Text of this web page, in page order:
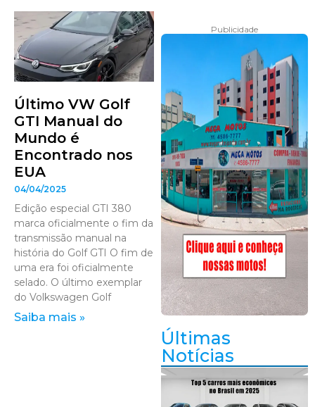
Último VW Golf
GTI Manual do
Mundo é
Encontrado nos
EUA
04/04/2025
Edição especial GTI 380
marca oficialmente o fim da
transmissão manual na
história do Golf GTI O fim de
uma era foi oficialmente
selado. O último exemplar
do Volkswagen Golf
Saiba mais »
Publicidade
Últimas
Notícias